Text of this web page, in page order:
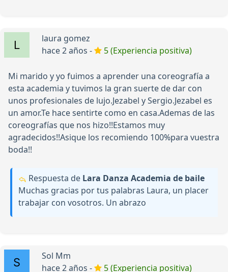
laura gomez
hace 2 años -
5 (Experiencia positiva)
Mi marido y yo fuimos a aprender una coreografía a
esta academia y tuvimos la gran suerte de dar con
unos profesionales de lujo.Jezabel y Sergio.Jezabel es
un amor.Te hace sentirte como en casa.Ademas de las
coreografías que nos hizo!!Estamos muy
agradecidos!!Asique los recomiendo 100%para vuestra
boda!!
Respuesta de Lara Danza Academia de baile
Muchas gracias por tus palabras Laura, un placer
trabajar con vosotros. Un abrazo
Sol Mm
hace 2 años -
5 (Experiencia positiva)